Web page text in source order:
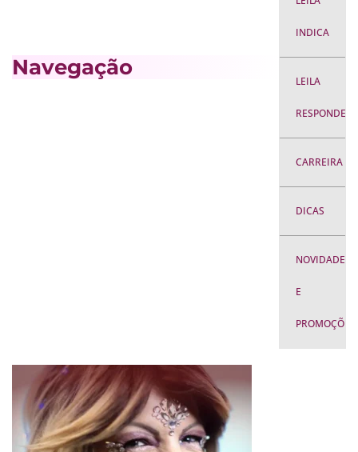
Navegação
INDICA
LEILA
RESPONDE
CARREIRA
DICAS
NOVIDADES
E
PROMOÇÕES